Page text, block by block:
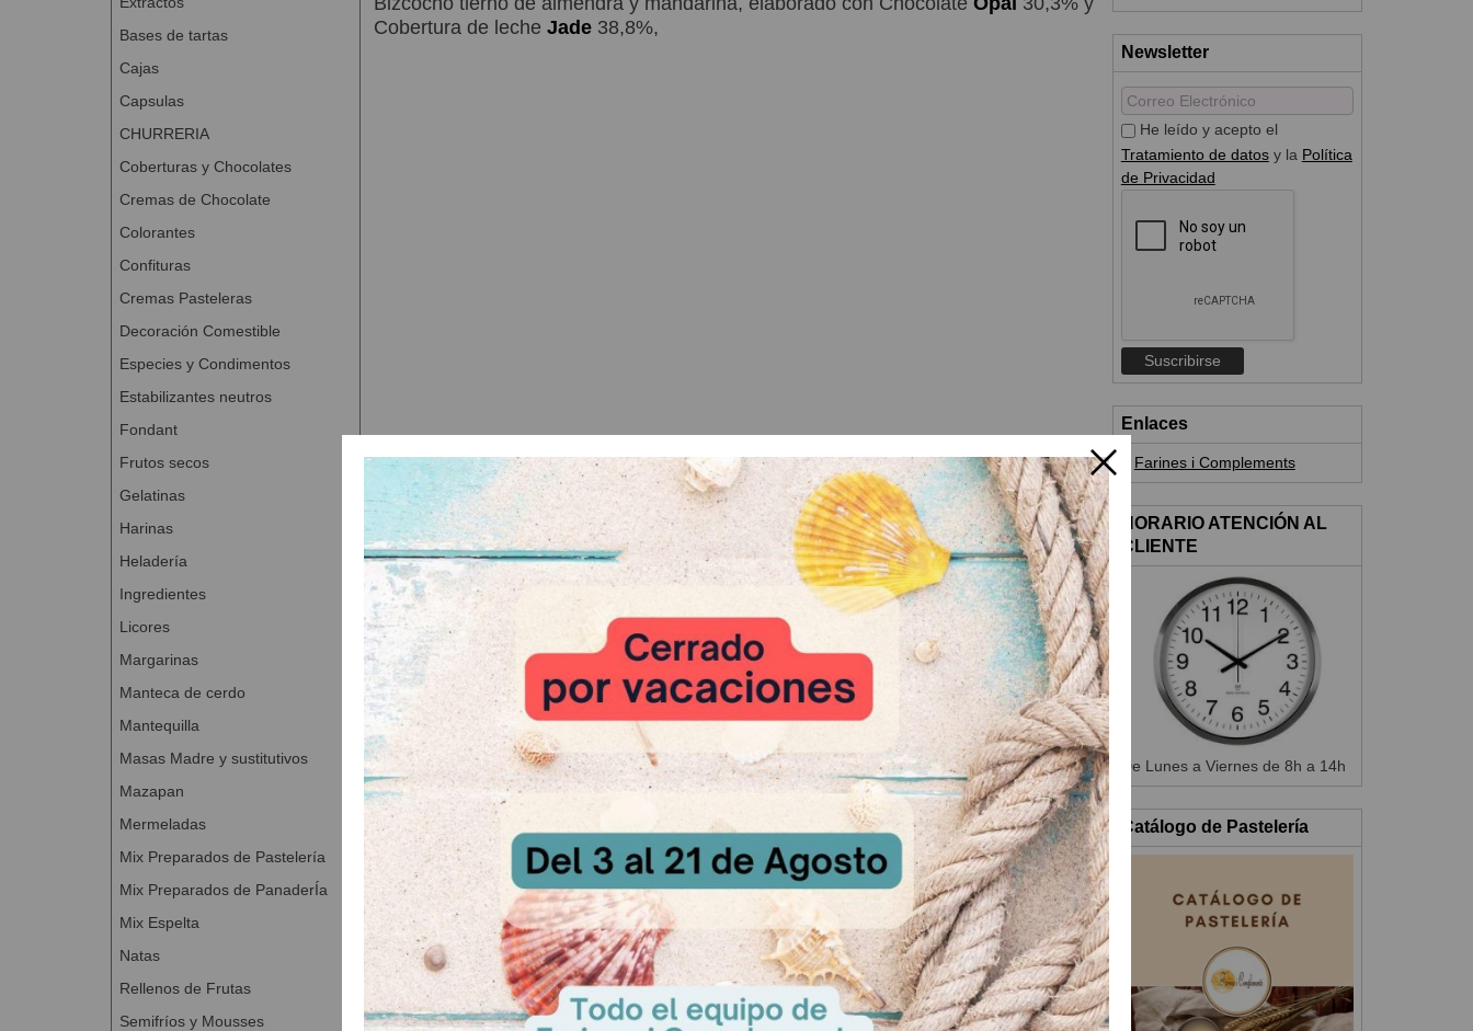
Bases de tartas
Cajas
Capsulas
CHURRERIA
Coberturas y Chocolates
Cremas de Chocolate
Colorantes
Confituras
Cremas Pasteleras
Decoración Comestible
Especies y Condimentos
Estabilizantes neutros
Fondant
Frutos secos
Gelatinas
Harinas
Heladería
Ingredientes
Licores
Margarinas
Manteca de cerdo
Mantequilla
Masas Madre y sustitutivos
Mazapan
Mermeladas
Mix Preparados de Pastelería
Mix Preparados de PanaderÍa
Mix Espelta
Natas
Rellenos de Frutas
Semifríos y Mousses
Cobertura de leche Jade38,8%,
Newsletter
He leído y acepto el
Tratamiento de datosy la Política
de Privacidad
Enlaces
Farines i Complements
HORARIO ATENCIÓN AL
CLIENTE
De Lunes a Viernes de 8h a 14h
Catálogo de Pastelería